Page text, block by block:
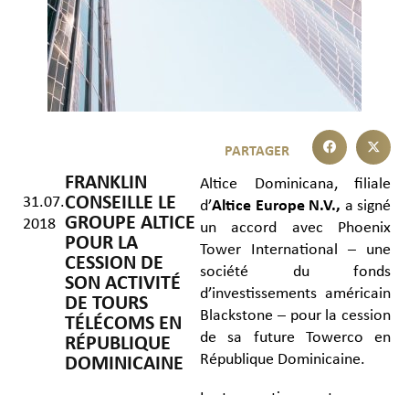
31.07.
2018
FRANKLIN
CONSEILLE LE
GROUPE ALTICE
POUR LA
CESSION DE
SON ACTIVITÉ
DE TOURS
TÉLÉCOMS EN
RÉPUBLIQUE
DOMINICAINE
Altice Dominicana, filiale
d’Altice Europe N.V., a signé
un accord avec Phoenix
Tower International – une
société du fonds
d’investissements américain
Blackstone – pour la cession
de sa future Towerco en
République Dominicaine.